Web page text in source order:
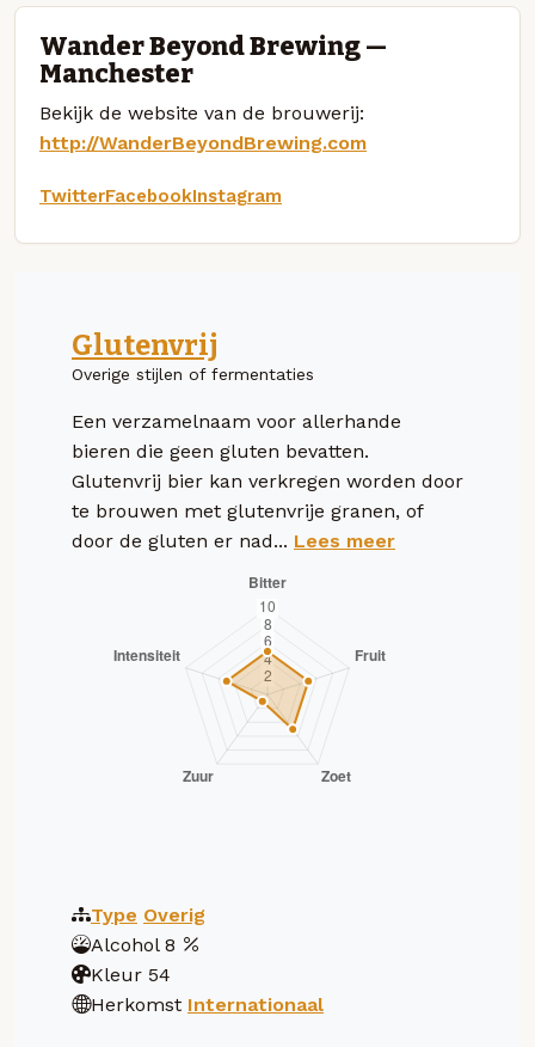
Wander Beyond Brewing —
Manchester
Bekijk de website van de brouwerij:
http://WanderBeyondBrewing.com
TwitterFacebookInstagram
Glutenvrij
Overige stijlen of fermentaties
Een verzamelnaam voor allerhande
bieren die geen gluten bevatten.
Glutenvrij bier kan verkregen worden door
te brouwen met glutenvrije granen, of
door de gluten er nad... Lees meer
Type Overig
Alcohol 8
Kleur 54
Herkomst Internationaal